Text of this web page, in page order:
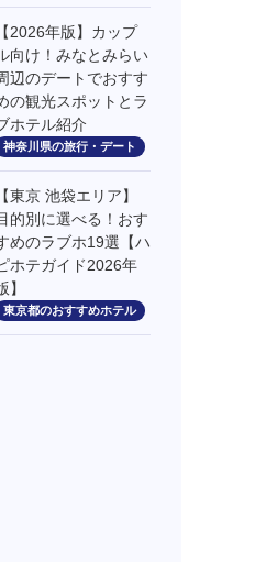
【2026年版】カップ
向け！みなとみらい
辺のデートでおすす
の観光スポットとラ
ホテル紹介
神奈川県の旅行・デート
【東京 池袋エリア】
的別に選べる！おす
めのラブホ19選【ハ
ホテガイド2026年
】
東京都のおすすめホテル